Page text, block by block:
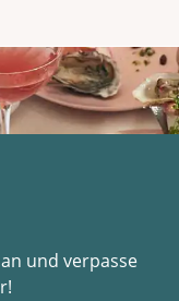
und verpasse